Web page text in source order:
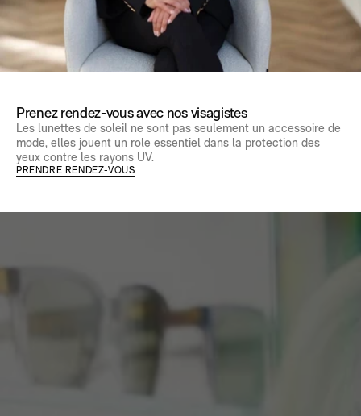
Prenez rendez-vous avec nos visagistes
Les lunettes de soleil ne sont pas seulement un accessoire de
mode, elles jouent un role essentiel dans la protection des
yeux contre les rayons UV.
PRENDRE RENDEZ-VOUS